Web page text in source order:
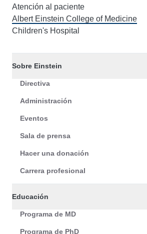
Atención al paciente
Albert Einstein College of Medicine
Children's Hospital
Sobre Einstein
Directiva
Administración
Eventos
Sala de prensa
Hacer una donación
Carrera profesional
Educación
Programa de MD
Programa de PhD